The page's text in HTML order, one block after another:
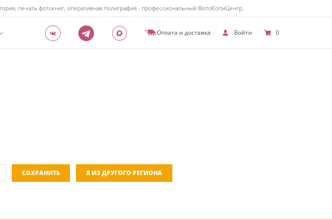
печать фотокниг, оперативная полиграфия - профессиональный ФотоКопиЦентр.
Оплата и доставка Войти 0
СОХРАНИТЬ
Я ИЗ ДРУГОГО РЕГИОНА